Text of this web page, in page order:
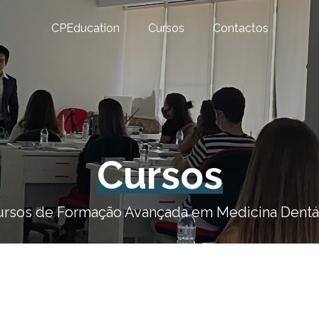
CPEducation Cursos Contactos
Cursos
de Formação Avançada em Medicina